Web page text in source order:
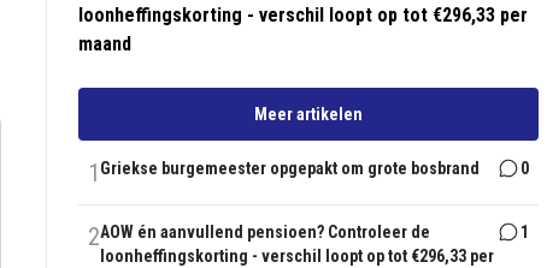
loonheffingskorting - verschil loopt op tot €296,33 per
maand
Meer artikelen
1 Griekse burgemeester opgepakt om grote bosbrand 0
2AOW én aanvullend pensioen? Controleer de
loonheffingskorting - verschil loopt op tot €296,33 per
1